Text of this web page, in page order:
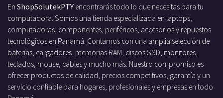
En ShopSolutekPTY encontrarás todo lo que necesitas para tu
computadora. Somos una tienda especializada en laptops,
computadoras, componentes, periféricos, accesorios y repuestos
tecnológicos en Panamá. Contamos con una amplia selección de
baterías, cargadores, memorias RAM, discos SSD, monitores,
teclados, mouse, cables y mucho más. Nuestro compromiso es
ofrecer productos de calidad, precios competitivos, garantía y un
servicio confiable para hogares, profesionales y empresas en todo